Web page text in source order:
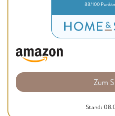
88/100
Zum
Stand: